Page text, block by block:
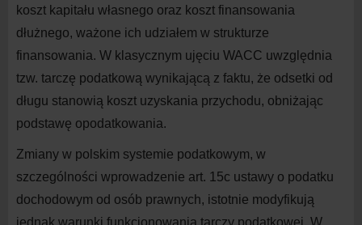
koszt kapitału własnego oraz koszt finansowania
dłużnego, ważone ich udziałem w strukturze
finansowania. W klasycznym ujęciu WACC uwzględnia
tzw. tarczę podatkową wynikającą z faktu, że odsetki od
długu stanowią koszt uzyskania przychodu, obniżając
podstawę opodatkowania.
Zmiany w polskim systemie podatkowym, w
szczególności wprowadzenie art. 15c ustawy o podatku
dochodowym od osób prawnych, istotnie modyfikują